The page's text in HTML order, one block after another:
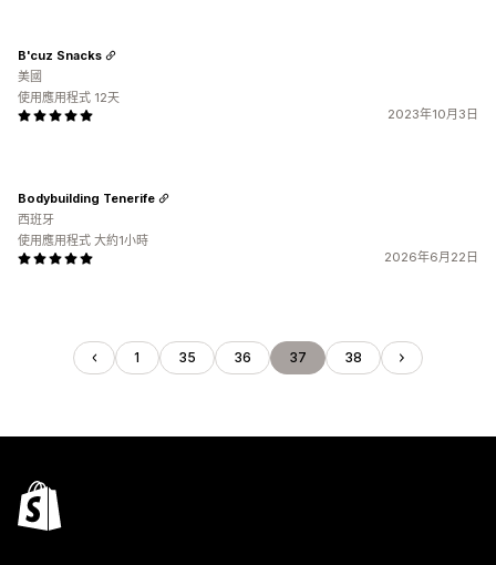
2023年10月3日
B'cuz Snacks
美國
使用應用程式 12天
2026年6月22日
Bodybuilding Tenerife
西班牙
使用應用程式 大約1小時
1 35 36 37 38